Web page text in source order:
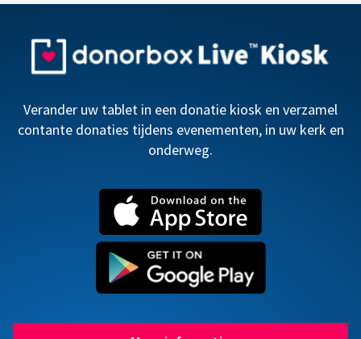
Verander uw tablet in een donatie kiosk en verzamel
contante donaties tijdens evenementen, in uw kerk en
onderweg.